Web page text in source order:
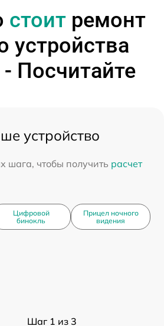
стоитремонт
устройства
- Посчитайте
Шаг 1 из 3
устройство
шага, чтобы получить расчет
Цифровой
бинокль
Прицел ночного
видения